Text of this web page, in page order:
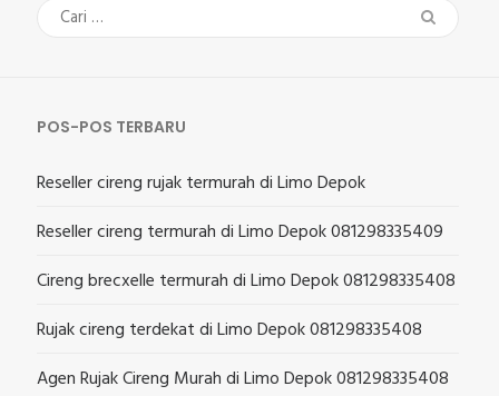
Cari
untuk:
POS-POS TERBARU
Reseller cireng rujak termurah di Limo Depok
Reseller cireng termurah di Limo Depok 081298335409
Cireng brecxelle termurah di Limo Depok 081298335408
Rujak cireng terdekat di Limo Depok 081298335408
Agen Rujak Cireng Murah di Limo Depok 081298335408